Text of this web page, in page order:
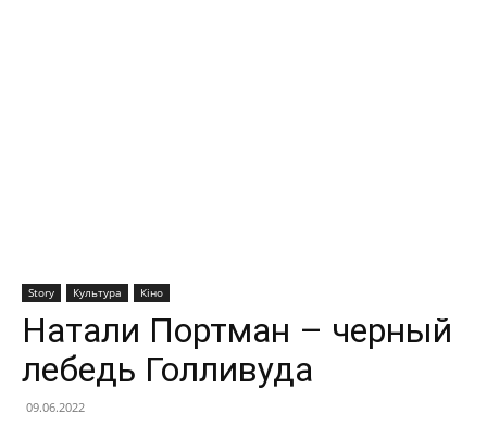
Story Культура Кіно
Натали Портман – черный
лебедь Голливуда
09.06.2022